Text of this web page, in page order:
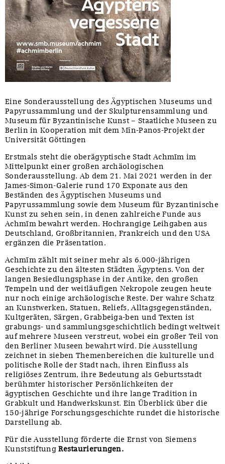
Eine Sonderausstellung des Ägyptischen Museums und
Papyrussammlung und der Skulpturensammlung und
Museum für Byzantinische Kunst – Staatliche Museen zu
Berlin in Kooperation mit dem Mîn-Panos-Projekt der
Universität Göttingen
Erstmals steht die oberägyptische Stadt Achmīm im
Mittelpunkt einer großen archäologischen
Sonderausstellung. Ab dem 21. Mai 2021 werden in der
James-Simon-Galerie rund 170 Exponate aus den
Beständen des Ägyptischen Museums und
Papyrussammlung sowie dem Museum für Byzantinische
Kunst zu sehen sein, in denen zahlreiche Funde aus
Achmīm bewahrt werden. Hochrangige Leihgaben aus
Deutschland, Großbritannien, Frankreich und den USA
ergänzen die Präsentation.
Achmīm zählt mit seiner mehr als 6.000-jährigen
Geschichte zu den ältesten Städten Ägyptens. Von der
langen Besiedlungsphase in der Antike, den großen
Tempeln und der weitläufigen Nekropole zeugen heute
nur noch einige archäologische Reste. Der wahre Schatz
an Kunstwerken, Statuen, Reliefs, Alltagsgegenständen,
Kultgeräten, Särgen, Grabbeiga-ben und Texten ist
grabungs- und sammlungsgeschichtlich bedingt weltweit
auf mehrere Museen verstreut, wobei ein großer Teil von
den Berliner Museen bewahrt wird. Die Ausstellung
zeichnet in sieben Themenbereichen die kulturelle und
politische Rolle der Stadt nach, ihren Einfluss als
religiöses Zentrum, ihre Bedeutung als Geburtsstadt
berühmter historischer Persönlichkeiten der
ägyptischen Geschichte und ihre lange Tradition in
Grabkult und Handwerkskunst. Ein Überblick über die
150-jährige Forschungsgeschichte rundet die historische
Darstellung ab.
Für die Ausstellung förderte die Ernst von Siemens
KunststiftungRestaurierungen.